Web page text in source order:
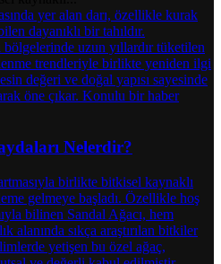
Nelerdir?